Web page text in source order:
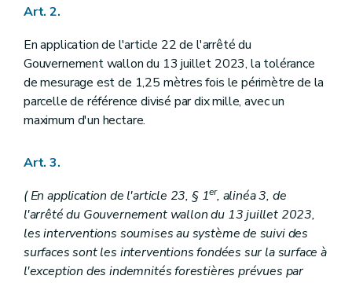
Art. 2.
En application de l'article 22 de l'arrêté du
Gouvernement wallon du 13 juillet 2023, la tolérance
de mesurage est de 1,25 mètres fois le périmètre de la
parcelle de référence divisé par dix mille, avec un
maximum d'un hectare.
Art. 3.
( En application de l'article 23, § 1er, alinéa 3, de
l'arrêté du Gouvernement wallon du 13 juillet 2023,
les interventions soumises au système de suivi des
surfaces sont les interventions fondées sur la surface à
l'exception des indemnités forestières prévues par